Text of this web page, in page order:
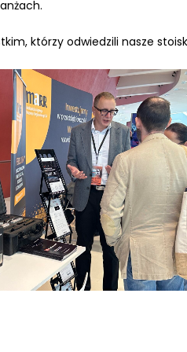
którzy odwiedzili nasze